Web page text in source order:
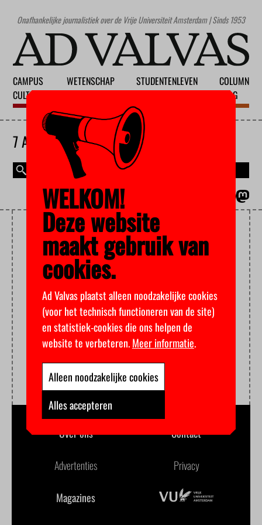
Onafhankelijke journalistiek over de Vrije Universiteit Amsterdam | Sinds 1953
CAMPUS
CULTUUR
WETENSCHAP
STUDENTENLEVEN
COLUMN
BLOG
7 AUGUSTUS 2026
KOOPKRACHT
Over ons Contact
Advertenties Privacy
Magazines
WELKOM!
Deze website
maakt gebruik van
cookies.
Ad Valvas plaatst alleen noodzakelijke cookies
(voor het technisch functioneren van de site)
en statistiek-cookies die ons helpen de
website te verbeteren.Meer informatie.
Alleen noodzakelijke cookies
Alles accepteren